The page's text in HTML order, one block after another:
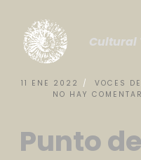
Cultural
11 ENE 2022 VOCES DE
NO HAY
Puntode